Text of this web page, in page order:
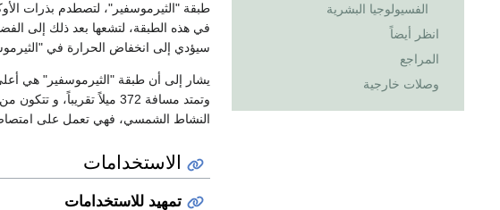
الفسيولوجيا البشرية
انظر أيضاً
المراجع
وصلات خارجية
طبقة "الثيرموسفير"، لتصطدم بذرات
سيؤدي إلى انخفاض الحرارة في
وتمتد مسافة 372 ميلاً
النشاط الشمسي، فهي تعمل على
الاستخدامات
تمهيد للاستخدامات